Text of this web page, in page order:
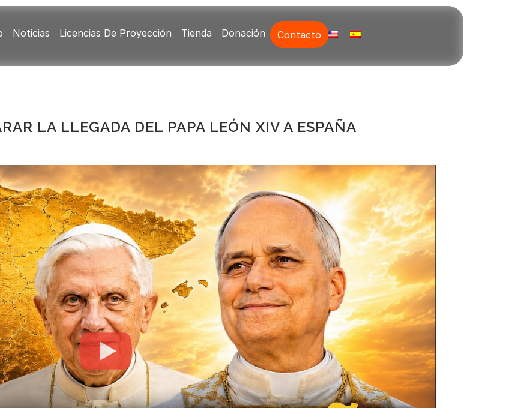
Noticias Licencias De Proyección Tienda Donación Contacto
LA LLEGADA DEL PAPA LEÓN XIV A ESPAÑA